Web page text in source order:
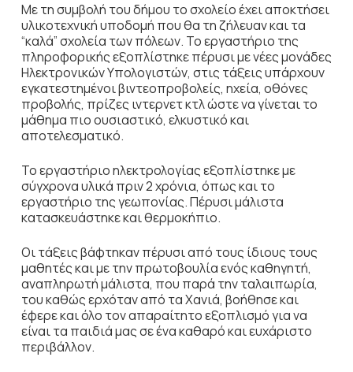
Με τη συμβολή του δήμου το σχολείο έχει αποκτήσει
υλικοτεχνική υποδομή που θα τη ζήλευαν και τα
“καλά” σχολεία των πόλεων. Το εργαστήριο της
πληροφορικής εξοπλίστηκε πέρυσι με νέες μονάδες
Ηλεκτρονικών Υπολογιστών, στις τάξεις υπάρχουν
εγκατεστημένοι βιντεοπροβολείς, ηχεία, οθόνες
προβολής, πρίζες ιντερνετ κτλ ώστε να γίνεται το
μάθημα πιο ουσιαστικό, ελκυστικό και
αποτελεσματικό.
Το εργαστήριο ηλεκτρολογίας εξοπλίστηκε με
σύγχρονα υλικά πριν 2 χρόνια, όπως και το
εργαστήριο της γεωπονίας. Πέρυσι μάλιστα
κατασκευάστηκε και θερμοκήπιο.
Οι τάξεις βάφτηκαν πέρυσι από τους ίδιους τους
μαθητές και με την πρωτοβουλία ενός καθηγητή,
αναπληρωτή μάλιστα, που παρά την ταλαιπωρία,
του καθώς ερχόταν από τα Χανιά, βοήθησε και
έφερε και όλο τον απαραίτητο εξοπλισμό για να
είναι τα παιδιά μας σε ένα καθαρό και ευχάριστο
περιβάλλον.